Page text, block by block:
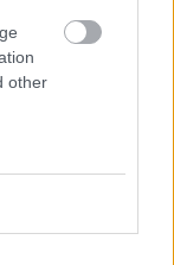
other